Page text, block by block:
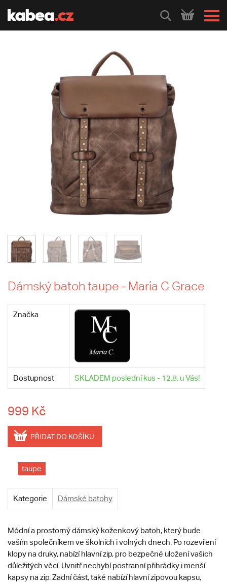
HLEDEJ
Dámský batoh taupe - Maria C Grace
Značka
Dostupnost SKLADEM poslední kus - 12.8. u Vás!
999 Kč
PŘIDAT DO KOŠÍKU
taupe
Kategorie Dámské batohy
Módní a prostorný dámský koženkový batoh, který bude
vaším společníkem ve školních i volných dnech. Po rozevření
klopy na druky, nabízí hlavní zip, pro bezpečné uložení vašich
důležitých věcí. Uvnitř nechybí postranní přihrádky i menší
kapsy na zip. Zadní část, také nabízí hlavní zipovou kapsu,